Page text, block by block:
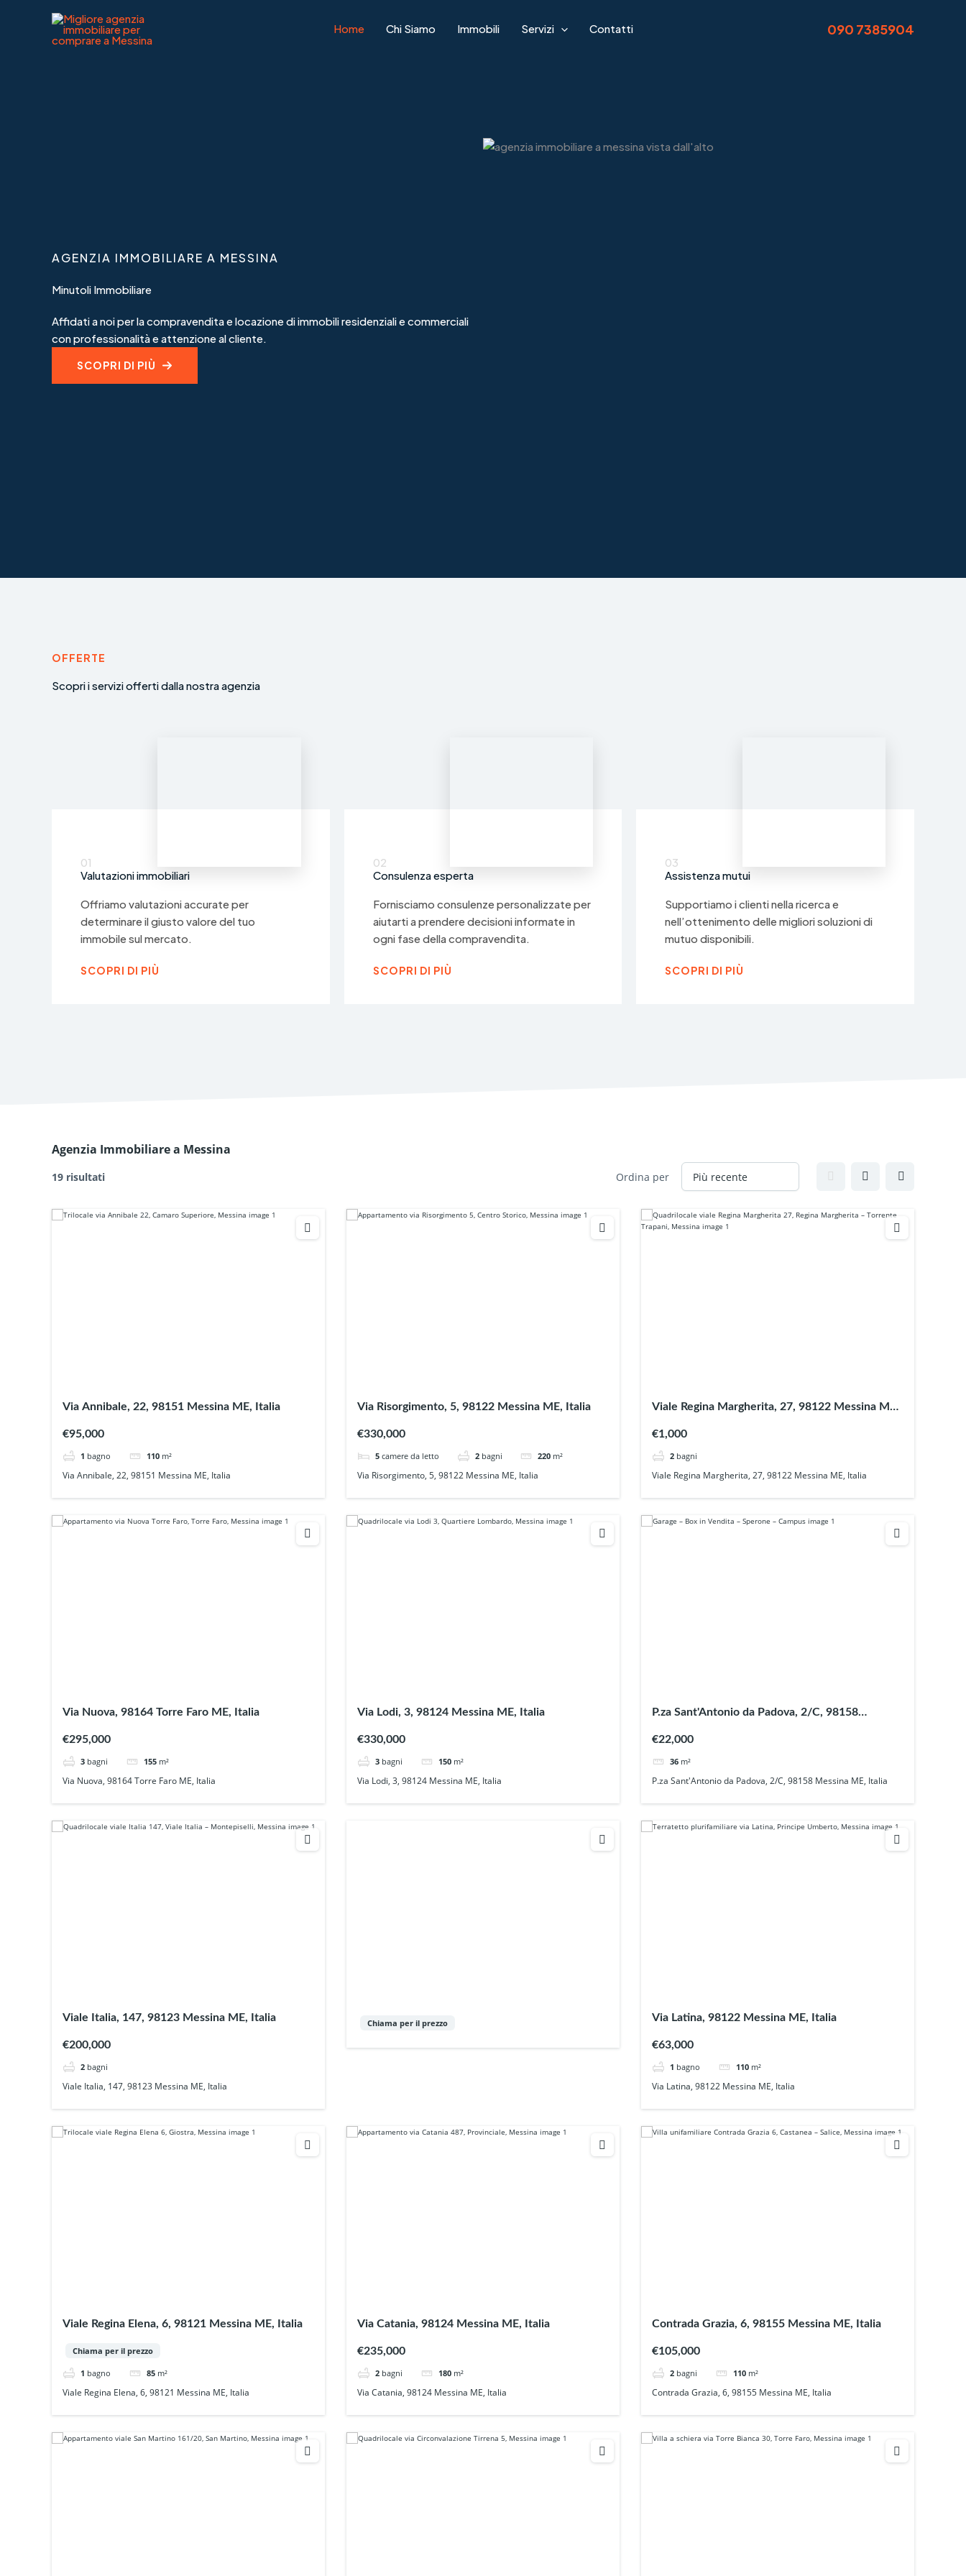
contenuto
Home Chi Siamo Immobili Servizi Contatti 090 7385904
AGENZIA IMMOBILIARE A MESSINA
Minutoli Immobiliare
Affidati a noi per la compravendita e locazione di immobili residenziali e commerciali
con professionalità e attenzione al cliente.
SCOPRI DI PIÙ
OFFERTE
Scopri i servizi offerti dalla nostra agenzia
01
Valutazioni immobiliari
Offriamo valutazioni accurate per
determinare il giusto valore del tuo
immobile sul mercato.
SCOPRI DI PIÙ
02
Consulenza esperta
Fornisciamo consulenze personalizzate per
aiutarti a prendere decisioni informate in
ogni fase della compravendita.
SCOPRI DI PIÙ
03
Assistenza mutui
Supportiamo i clienti nella ricerca e
nell’ottenimento delle migliori soluzioni di
mutuo disponibili.
SCOPRI DI PIÙ
Agenzia Immobiliare a Messina
19 risultati Ordina per
Via Annibale, 22, 98151 Messina ME, Italia
€95,000
1 bagno 110 m²
Via Annibale, 22, 98151 Messina ME, Italia
Via Risorgimento, 5, 98122 Messina ME, Italia
€330,000
5 camere da letto 2 bagni 220 m²
Via Risorgimento, 5, 98122 Messina ME, Italia
Viale Regina Margherita, 27, 98122 Messina ME,
€1,000
2 bagni
Viale Regina Margherita, 27, 98122 Messina ME, Italia
Via Nuova, 98164 Torre Faro ME, Italia
€295,000
3 bagni 155 m²
Via Nuova, 98164 Torre Faro ME, Italia
Via Lodi, 3, 98124 Messina ME, Italia
€330,000
3 bagni 150 m²
Via Lodi, 3, 98124 Messina ME, Italia
P.za Sant'Antonio da Padova, 2/C, 98158
€22,000
36 m²
P.za Sant'Antonio da Padova, 2/C, 98158 Messina ME, Italia
Viale Italia, 147, 98123 Messina ME, Italia
€200,000
2 bagni
Viale Italia, 147, 98123 Messina ME, Italia
Chiama per il prezzo Via Latina, 98122 Messina ME, Italia
€63,000
1 bagno 110 m²
Via Latina, 98122 Messina ME, Italia
Viale Regina Elena, 6, 98121 Messina ME, Italia
Chiama per il prezzo
1 bagno 85 m²
Viale Regina Elena, 6, 98121 Messina ME, Italia
Via Catania, 98124 Messina ME, Italia
€235,000
2 bagni 180 m²
Via Catania, 98124 Messina ME, Italia
Contrada Grazia, 6, 98155 Messina ME, Italia
€105,000
2 bagni 110 m²
Contrada Grazia, 6, 98155 Messina ME, Italia